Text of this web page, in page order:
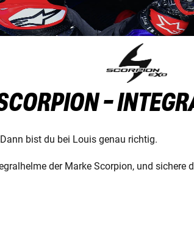
-
bist du bei Louis genau richtig.
der Marke Scorpion, und sichere